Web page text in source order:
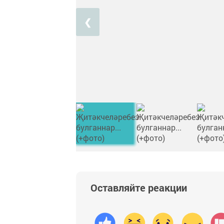
❮
Оставляйте реакции